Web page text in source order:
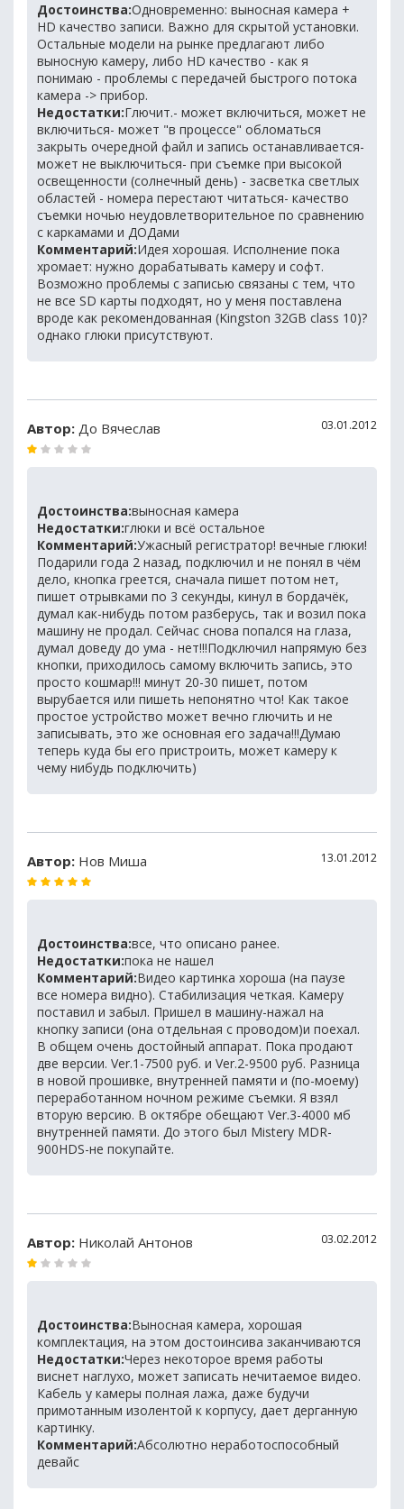
Достоинства:Одновременно: выносная камера +
HD качество записи. Важно для скрытой установки.
Остальные модели на рынке предлагают либо
выносную камеру, либо HD качество - как я
понимаю - проблемы с передачей быстрого потока
камера -> прибор.
Недостатки:Глючит.- может включиться, может не
включиться- может "в процессе" обломаться
закрыть очередной файл и запись останавливается-
может не выключиться- при съемке при высокой
освещенности (солнечный день) - засветка светлых
областей - номера перестают читаться- качество
съемки ночью неудовлетворительное по сравнению
с каркамами и ДОДами
Комментарий:Идея хорошая. Исполнение пока
хромает: нужно дорабатывать камеру и софт.
Возможно проблемы с записью связаны с тем, что
не все SD карты подходят, но у меня поставлена
вроде как рекомендованная (Kingston 32GB class 10)?
однако глюки присутствуют.
Автор: До Вячеслав 03.01.2012
Достоинства:выносная камера
Недостатки:глюки и всё остальное
Комментарий:Ужасный регистратор! вечные глюки!
Подарили года 2 назад, подключил и не понял в чём
дело, кнопка греется, сначала пишет потом нет,
пишет отрывками по 3 секунды, кинул в бордачёк,
думал как-нибудь потом разберусь, так и возил пока
машину не продал. Сейчас снова попался на глаза,
думал доведу до ума - нет!!!Подключил напрямую без
кнопки, приходилось самому включить запись, это
просто кошмар!!! минут 20-30 пишет, потом
вырубается или пишеть непонятно что! Как такое
простое устройство может вечно глючить и не
записывать, это же основная его задача!!!Думаю
теперь куда бы его пристроить, может камеру к
чему нибудь подключить)
Автор: Нов Миша 13.01.2012
Достоинства:все, что описано ранее.
Недостатки:пока не нашел
Комментарий:Видео картинка хороша (на паузе
все номера видно). Стабилизация четкая. Камеру
поставил и забыл. Пришел в машину-нажал на
кнопку записи (она отдельная с проводом)и поехал.
В общем очень достойный аппарат. Пока продают
две версии. Ver.1-7500 руб. и Ver.2-9500 руб. Разница
в новой прошивке, внутренней памяти и (по-моему)
переработанном ночном режиме съемки. Я взял
вторую версию. В октябре обещают Ver.3-4000 мб
внутренней памяти. До этого был Mistery MDR-
900HDS-не покупайте.
Автор: Николай Антонов 03.02.2012
Достоинства:Выносная камера, хорошая
комплектация, на этом достоинсива заканчиваются
Недостатки:Через некоторое время работы
виснет наглухо, может записать нечитаемое видео.
Кабель у камеры полная лажа, даже будучи
примотанным изолентой к корпусу, дает дерганную
картинку.
Комментарий:Абсолютно неработоспособный
девайс